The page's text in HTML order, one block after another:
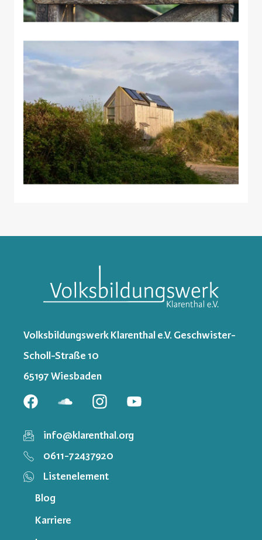
Volksbildungswerk Klarenthal e.V. Geschwister-
Scholl-Straße 10
65197 Wiesbaden
info@klarenthal.org
0611-72437920
Listenelement
Blog
Karriere